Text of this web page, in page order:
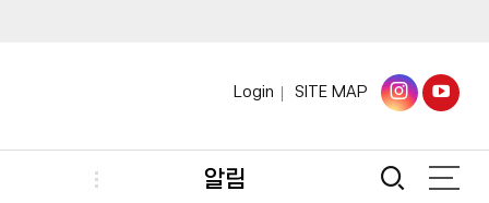
Login SITE MAP
인
유
브
알림
통